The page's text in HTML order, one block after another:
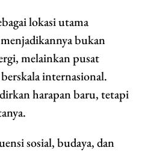
lokasi utama
bukan
melainkan pusat
internasional.
harapan baru, tetapi
sosial, budaya, dan